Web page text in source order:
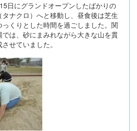
日にグランドオープンしたばかりの
ナクロ）へと移動し、昼食後は芝生
くりとした時間を過ごしました。関
は、砂にまみれながら大きな山を貫
させていました。